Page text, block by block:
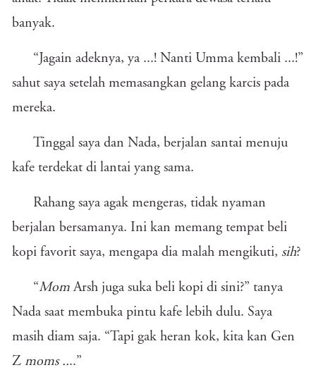
banyak.
“Jagain adeknya, ya ...! Nanti Umma kembali ...!”
sahut saya setelah memasangkan gelang karcis pada
mereka.
Tinggal saya dan Nada, berjalan santai menuju
kafe terdekat di lantai yang sama.
Rahang saya agak mengeras, tidak nyaman
berjalan bersamanya. Ini kan memang tempat beli
kopi favorit saya, mengapa dia malah mengikuti, sih?
“MomArsh juga suka beli kopi di sini?” tanya
Nada saat membuka pintu kafe lebih dulu. Saya
masih diam saja. “Tapi gak heran kok, kita kan Gen
Z moms ....”